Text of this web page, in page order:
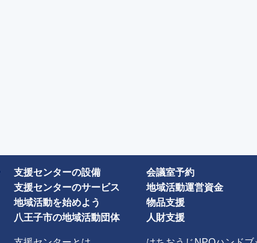
支援センターの設備
支援センターのサービス
地域活動を始めよう
八王子市の地域活動団体
会議室予約
地域活動運営資金
物品支援
人財支援